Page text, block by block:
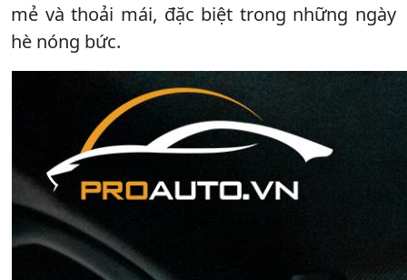
mẻ và thoải mái, đặc biệt trong những ngày
hè nóng bức.